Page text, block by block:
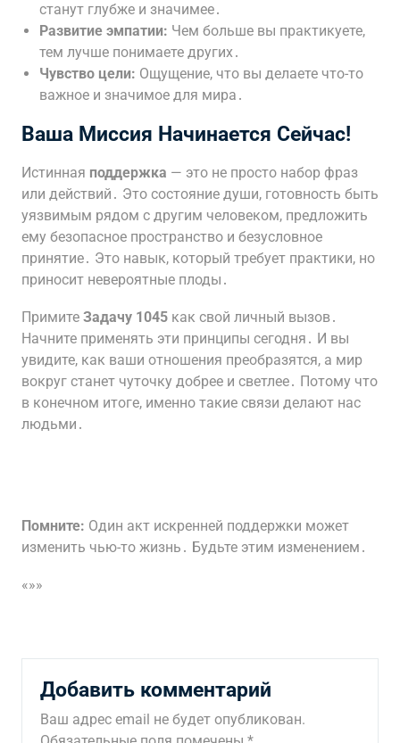
станут глубже и значимее․
Развитие эмпатии: Чем больше вы практикуете,
тем лучше понимаете других․
Чувство цели: Ощущение, что вы делаете что-то
важное и значимое для мира․
Ваша Миссия Начинается Сейчас!
Истинная поддержка — это не просто набор фраз
или действий․ Это состояние души, готовность быть
уязвимым рядом с другим человеком, предложить
ему безопасное пространство и безусловное
принятие․ Это навык, который требует практики, но
приносит невероятные плоды․
Примите Задачу 1045 как свой личный вызов․
Начните применять эти принципы сегодня․ И вы
увидите, как ваши отношения преобразятся, а мир
вокруг станет чуточку добрее и светлее․ Потому что
в конечном итоге, именно такие связи делают нас
людьми․
Помните: Один акт искренней поддержки может
изменить чью-то жизнь․ Будьте этим изменением․
«»»
Добавить комментарий
Ваш адрес email не будет опубликован.